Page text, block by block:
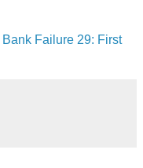
Bank Failure 29: First